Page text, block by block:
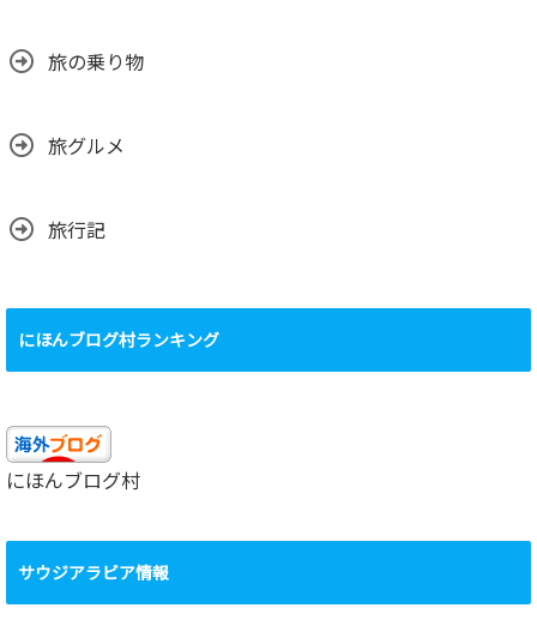
旅の乗り物
旅グルメ
旅行記
にほんブログ村ランキング
にほんブログ村
サウジアラビア情報